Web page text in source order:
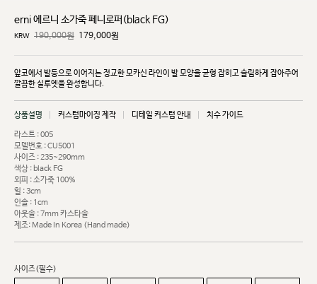
erni 에르니 소가죽 페니로퍼(black FG)
KRW 190,000원 179,000원
앞코에서 발등으로 이어지는 정교한 모카신 라인이 발 모양을 균형 잡히고 슬림하게 잡아주어
깔끔한실루엣을 완성합니다.
상품설명 커스텀마이징 제작 디테일 커스텀 안내 치수 가이드
라스트 : 005
모델번호 : CU5001
사이즈 : 235~290mm
색상 : black FG
외피 : 소가죽 100%
힐 : 3cm
인솔 : 1cm
아웃솔 : 7mm 카스타솔
제조: Made In Korea (Hand made)
사이즈(필수)